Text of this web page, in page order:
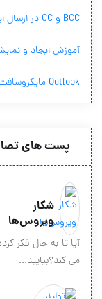
BCC و CC در ارسال ایمیل چیست؟...
آموزش ایجاد و
Outlook مایکروسافت با Drive گوگل سازگ...
پست های
شکار
ویروس‌ها
آیا تا به حال فکر
می کند؟بیایید...